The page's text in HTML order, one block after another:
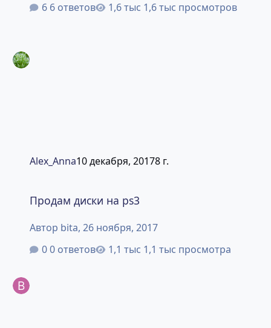
6 ответов
1,6 тыс просмотров
Alex_Anna10 декабря, 20178 г.
Продам диски на ps3
Автор bita, 26 ноября, 2017
0 ответов
1,1 тыс просмотра